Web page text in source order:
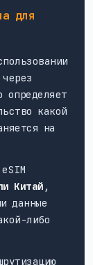
для
определяет
какой
на
Китай ,
данные
либо